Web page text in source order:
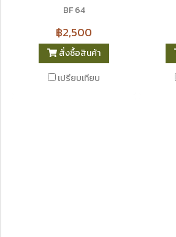
BF 64
฿2,500
สั่งซื้อสินค้า
เปรียบเทียบ